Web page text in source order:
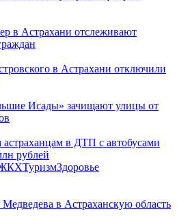
в Астрахани отслеживают
в Астрахани отключили
Исады» зачищают улицы от
в ДТП с автобусами
рублей
ТуризмЗдоровье
в Астраханскую область